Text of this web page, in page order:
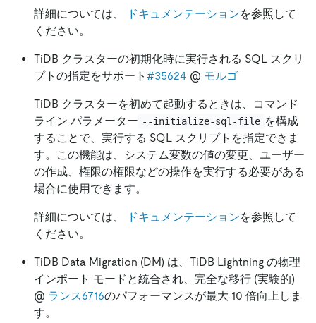
詳細については、 ドキュメンテーションを参照して
ください。
TiDB クラスターの初期化時に実行される SQL スクリ
プトの指定をサポート #35624 @ モルゴ
TiDB クラスターを初めて起動するときは、コマンド
ライン パラメーター --initialize-sql-file を構成
することで、実行する SQL スクリプトを指定できま
す。この機能は、システム変数の値の変更、ユーザー
の作成、権限の権限などの操作を実行する必要がある
場合に使用できます。
詳細については、 ドキュメンテーションを参照して
ください。
TiDB Data Migration (DM) は、TiDB Lightning の物理
インポート モードと統合され、完全な移行 (実験的)
@ ランス6716のパフォーマンスが最大 10 倍向上しま
す。